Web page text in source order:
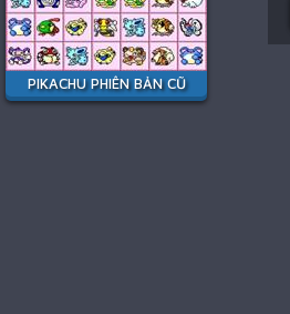
PIKACHU PHIÊN BẢN CŨ